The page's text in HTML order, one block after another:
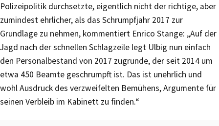
Polizeipolitik durchsetzte, eigentlich nicht der richtige, aber
zumindest ehrlicher, als das Schrumpfjahr 2017 zur
Grundlage zu nehmen, kommentiert Enrico Stange: „Auf der
Jagd nach der schnellen Schlagzeile legt Ulbig nun einfach
den Personalbestand von 2017 zugrunde, der seit 2014 um
etwa 450 Beamte geschrumpft ist. Das ist unehrlich und
wohl Ausdruck des verzweifelten Bemühens, Argumente für
seinen Verbleib im Kabinett zu finden.“